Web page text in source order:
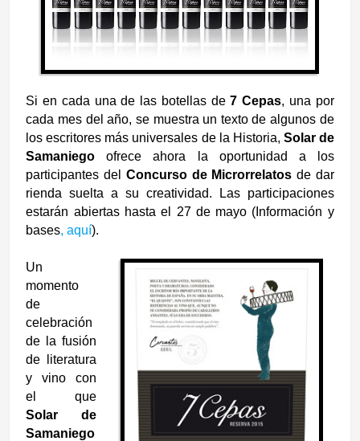
Si en cada una de las botellas de7 Cepas, una por
cada mes del año, se muestra un texto de algunos de
los escritores más universales de la Historia, Solar de
Samaniego ofrece ahora la oportunidad a los
participantes del Concurso de Microrrelatos de dar
rienda suelta a su creatividad. Las participaciones
estarán abiertas hasta el 27 de mayo (Información y
bases, aquí).
Un
momento
de
celebración
de la fusión
de literatura
y vino con
el que
Solar de
Samaniego